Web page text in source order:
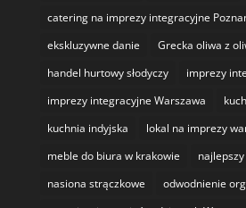
catering na imprezy integracyjne
ekskluzywne danie
Grecka oliwa z
handel hurtowy słodyczy
imprezy
imprezy integracyjne Warszawa
kuchnia indyjska
lokal na imprezy
meble do biura w krakowie
nasiona strączkowe
odwodnienie